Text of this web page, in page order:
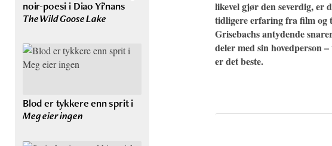
likevel gjør den severdig, er
tidligere erfaring fra film og
Grisebachs antydende
deler med sin hovedperson
er det beste.
noir-poesi i Diao Yi’nans
The Wild Goose Lake
Blod er tykkere enn sprit i
Meg eier ingen